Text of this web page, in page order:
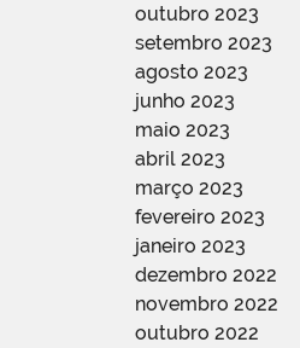
outubro 2023
setembro 2023
agosto 2023
junho 2023
maio 2023
abril 2023
março 2023
fevereiro 2023
janeiro 2023
dezembro 2022
novembro 2022
outubro 2022